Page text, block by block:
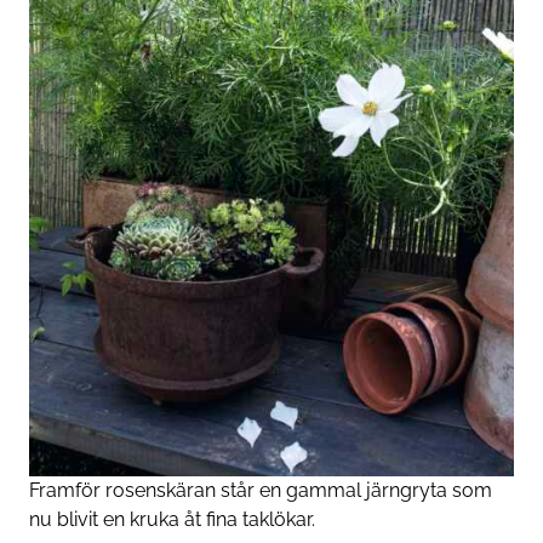
Framför rosenskäran står en gammal järngryta som
nu blivit en kruka åt fina taklökar.